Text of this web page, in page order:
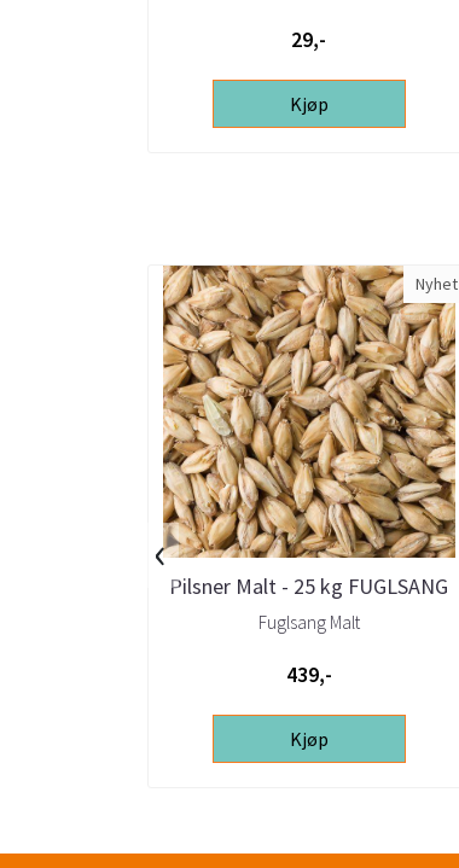
29,-
Kjøp
Nyhet
Pilsner Malt - 25 kg FUGLSANG
Fuglsang Malt
439,-
Kjøp
‹